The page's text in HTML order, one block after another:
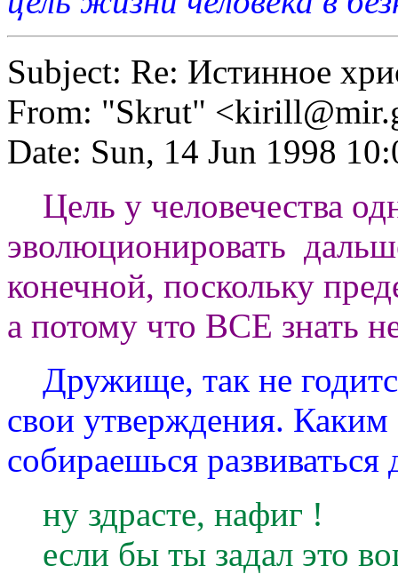
Subject: Re: Истинное
From: "Skrut" <
Date: Sun, 14 Jun 1998
Цель у человечества
эволюционировать
конечной, поскольку
а потому что ВСЕ знать
Дружище, так не
свои утверждения.
собираешься развиваться
ну здрасте, нафиг !
если бы ты задал это